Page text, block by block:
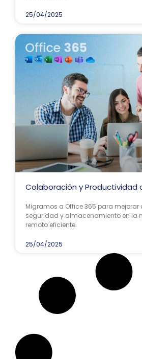
25/04/2025
Colaboración y Productividad
Migramos a Office 365 para
seguridad y almacenamiento en la
remoto eficiente.
25/04/2025